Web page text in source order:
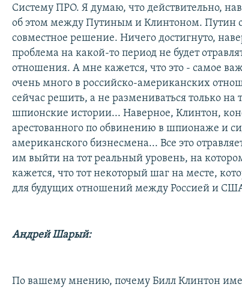
Систему ПРО. Я думаю, что действительно,
об этом между Путиным и Клинтоном. Путин
совместное решение. Ничего достигнуто,
проблема на какой-то период не будет
отношения. А мне кажется, что это - самое
очень много в российско-американских
сейчас решить, а не размениваться только
шпионские истории... Наверное, Клинтон,
арестованного по обвинению в шпионаже и
американского бизнесмена... Все это
им выйти на тот реальный уровень, на
кажется, что тот некоторый шаг на месте,
для будущих отношений между Россией и
Андрей Шарый:
По вашему мнению, почему Билл Клинтон